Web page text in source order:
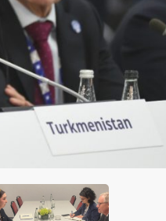
МИД
ТУРКМЕНСКИХ ГРАЖДАН
ДАННЫЕ